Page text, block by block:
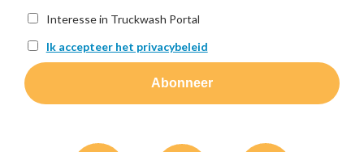
Interesse in Truckwash Portal
Ik accepteer het privacybeleid